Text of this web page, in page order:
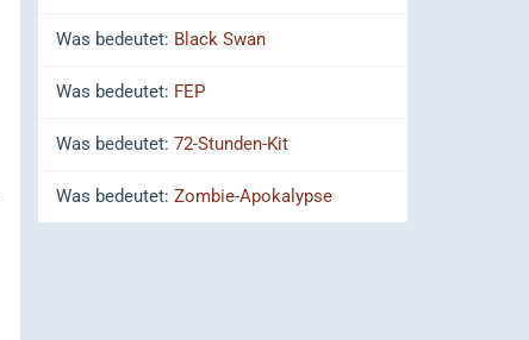
Was bedeutet: Black Swan
Was bedeutet: FEP
Was bedeutet: 72-Stunden-Kit
Was bedeutet: Zombie-Apokalypse